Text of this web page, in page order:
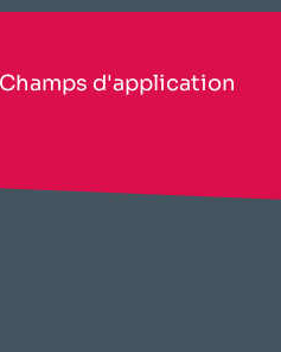
​Champs d'application​